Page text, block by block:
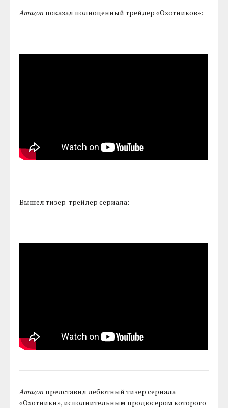
Amazon показал полноценный трейлер «Охотников»:
Вышел тизер-трейлер сериала:
Amazon представил дебютный тизер сериала
«Охотники», исполнительным продюсером которого